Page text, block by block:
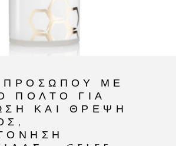
ΜΕ
ΠΟΛΤΌ ΓΙΑ
ΚΑΙ ΘΡΈΨΗ